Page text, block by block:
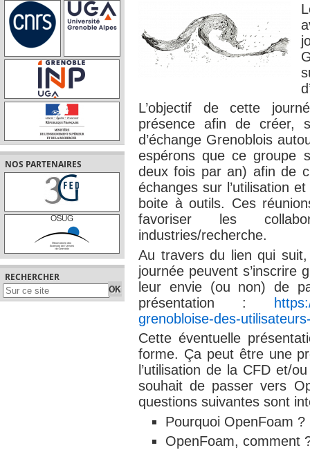
NOS PARTENAIRES
RECHERCHER
L’objectif de cette
présence afin de créer,
d’échange Grenoblois
espérons que ce groupe
deux fois par an) afin de
échanges sur l’utilisation
boite à outils. Ces
favoriser les
industries/recherche.
Au travers du lien qui
journée peuvent s’inscrire
leur envie (ou non) de
présentation :
grenobloise-des-
Cette éventuelle
forme. Ça peut être une
l’utilisation de la CFD et/
souhait de passer vers
questions suivantes sont
Pourquoi OpenFoam ?
OpenFoam, comment